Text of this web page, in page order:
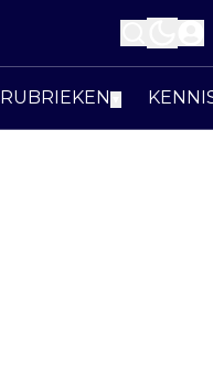
RUBRIEKEN